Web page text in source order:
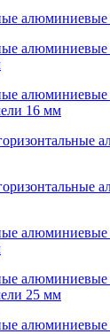
16 мм
25 мм